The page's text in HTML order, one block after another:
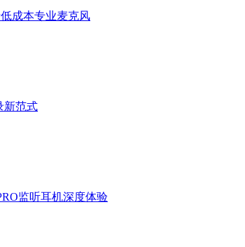
成本专业麦克风
新范式
监听耳机深度体验